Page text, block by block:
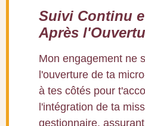
Suivi Continu
Après
Mon engagement ne
l'ouverture de ta
à tes côtés pour
l'intégration de ta
gestionnaire,